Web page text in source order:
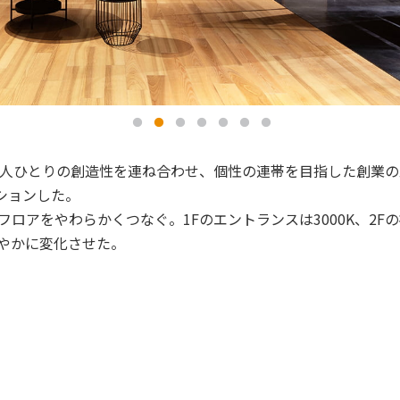
ひとりの創造性を連ね合わせ、個性の連帯を目指した創業
ンした。
ロアをやわらかくつなぐ。1Fのエントランスは3000K、2F
に変化させた。